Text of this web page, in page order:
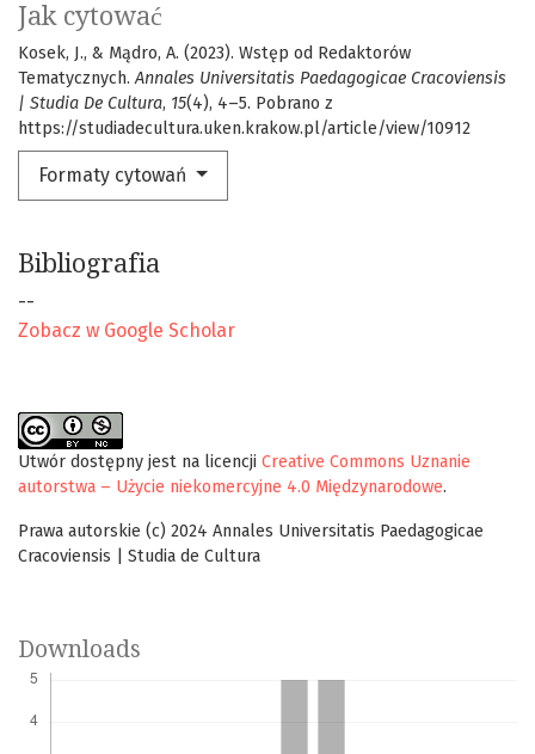
Jak cytować
Kosek, J., & Mądro, A. (2023). Wstęp od Redaktorów
Tematycznych.Annales Universitatis Paedagogicae Cracoviensis
| Studia De Cultura, 15(4), 4–5. Pobrano z
https://studiadecultura.uken.krakow.pl/article/view/10912
Formaty cytowań
Bibliografia
--
Zobacz w Google Scholar
Utwór dostępny jest na licencji Creative Commons Uznanie
autorstwa – Użycie niekomercyjne 4.0 Międzynarodowe.
Prawa autorskie (c) 2024 Annales Universitatis Paedagogicae
Cracoviensis | Studia de Cultura
Downloads